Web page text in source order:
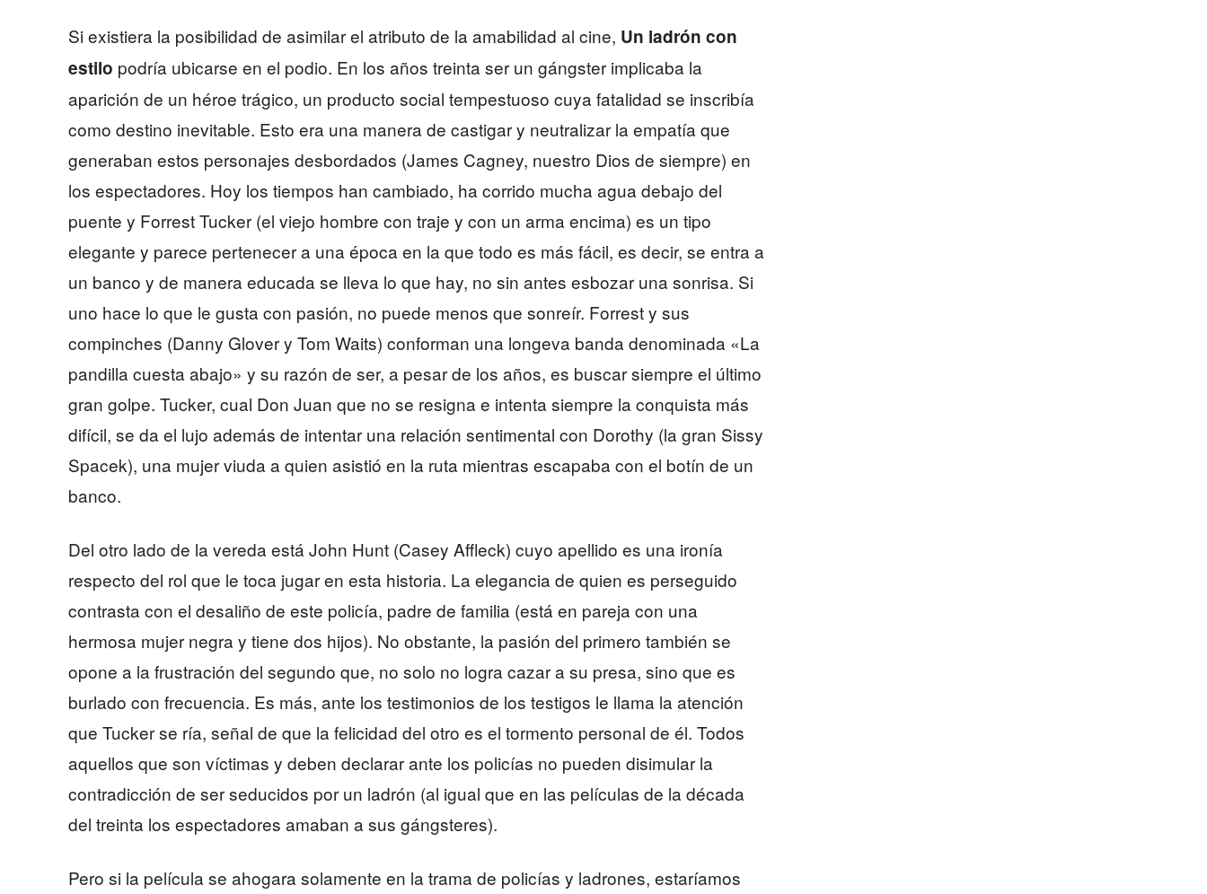
Si existiera la posibilidad de asimilar el atributo de la amabilidad al cine, Un ladrón con
estilo podría ubicarse en el podio. En los años treinta ser un gángster implicaba la
aparición de un héroe trágico, un producto social tempestuoso cuya fatalidad se inscribía
como destino inevitable. Esto era una manera de castigar y neutralizar la empatía que
generaban estos personajes desbordados (James Cagney, nuestro Dios de siempre) en
los espectadores. Hoy los tiempos han cambiado, ha corrido mucha agua debajo del
puente y Forrest Tucker (el viejo hombre con traje y con un arma encima) es un tipo
elegante y parece pertenecer a una época en la que todo es más fácil, es decir, se entra a
un banco y de manera educada se lleva lo que hay, no sin antes esbozar una sonrisa. Si
uno hace lo que le gusta con pasión, no puede menos que sonreír. Forrest y sus
compinches (Danny Glover y Tom Waits) conforman una longeva banda denominada «La
pandilla cuesta abajo» y su razón de ser, a pesar de los años, es buscar siempre el último
gran golpe. Tucker, cual Don Juan que no se resigna e intenta siempre la conquista más
difícil, se da el lujo además de intentar una relación sentimental con Dorothy (la gran Sissy
Spacek), una mujer viuda a quien asistió en la ruta mientras escapaba con el botín de un
banco.
Del otro lado de la vereda está John Hunt (Casey Affleck) cuyo apellido es una ironía
respecto del rol que le toca jugar en esta historia. La elegancia de quien es perseguido
contrasta con el desaliño de este policía, padre de familia (está en pareja con una
hermosa mujer negra y tiene dos hijos). No obstante, la pasión del primero también se
opone a la frustración del segundo que, no solo no logra cazar a su presa, sino que es
burlado con frecuencia. Es más, ante los testimonios de los testigos le llama la atención
que Tucker se ría, señal de que la felicidad del otro es el tormento personal de él. Todos
aquellos que son víctimas y deben declarar ante los policías no pueden disimular la
contradicción de ser seducidos por un ladrón (al igual que en las películas de la década
del treinta los espectadores amaban a sus gángsteres).
Pero si la película se ahogara solamente en la trama de policías y ladrones, estaríamos